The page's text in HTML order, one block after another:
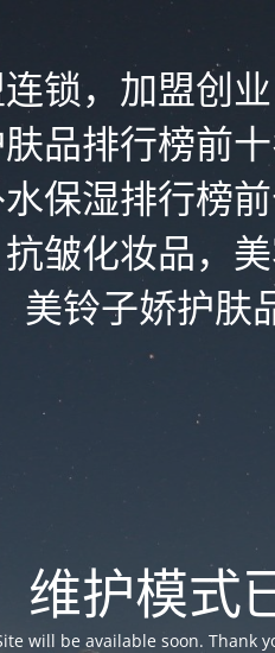
锁，加盟创
品排行榜前
保湿排行榜
皱化妆品，
美铃子娇护肤
维护模式
will be available soon. Thank